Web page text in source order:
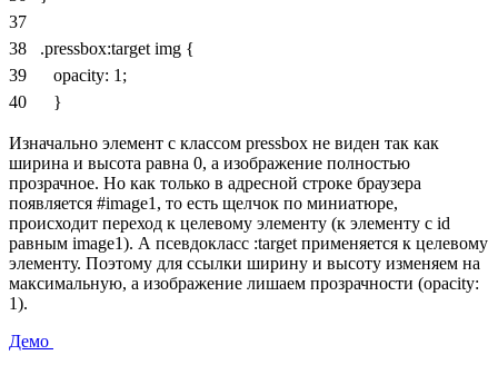
37
38
39
40
.pressbox:target img {
opacity: 1 ;
}
Изначально элемент с классом pressbox не виден так как
ширина и высота равна 0, а изображение полностью
прозрачное. Но как только в адресной строке браузера
появляется #image1 , то есть щелчок по миниатюре,
происходит переход к целевому элементу (к элементу с id
равным image1). А псевдокласс :target применяется к целевому
элементу. Поэтому для ссылки ширину и высоту изменяем на
максимальную, а изображение лишаем прозрачности (opacity:
1).
Демо